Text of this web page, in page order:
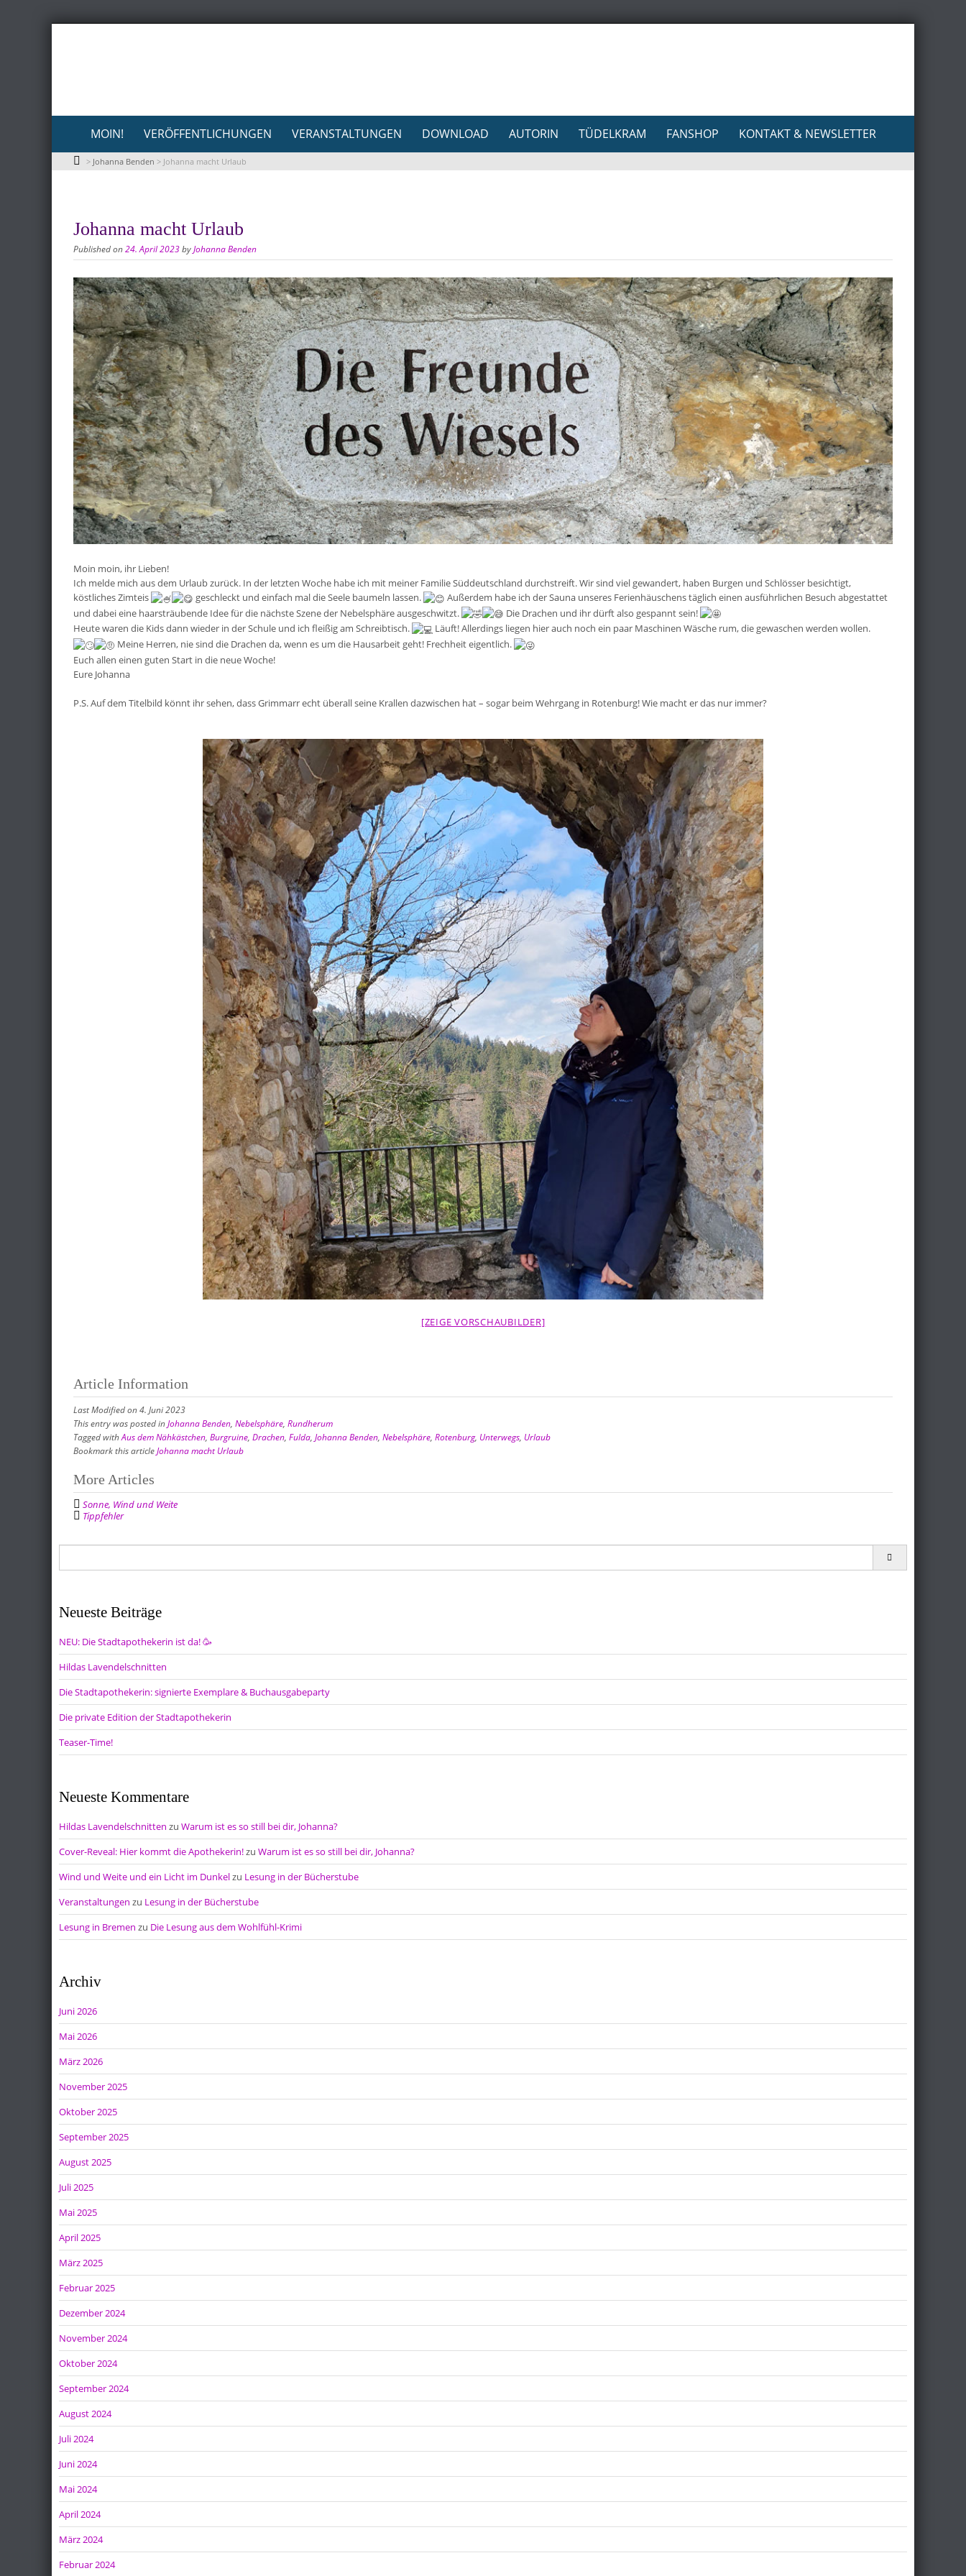
content
MOIN! VERÖFFENTLICHUNGEN VERANSTALTUNGEN DOWNLOAD AUTORIN TÜDELKRAM FANSHOP KONTAKT & NEWSLETTER
> Johanna Benden > Johanna macht Urlaub
Johanna macht Urlaub
Published on24. April 2023byJohanna Benden
Moin moin, ihr Lieben!
Ich melde mich aus dem Urlaub zurück. In der letzten Woche habe ich mit meiner Familie Süddeutschland durchstreift. Wir sind viel gewandert, haben Burgen und Schlösser besichtigt,
köstliches Zimteis
geschleckt und einfach mal die Seele baumeln lassen.
Außerdem habe ich der Sauna unseres Ferienhäuschens täglich einen ausführlichen Besuch abgestattet
und dabei eine haarsträubende Idee für die nächste Szene der Nebelsphäre ausgeschwitzt.
Die Drachen und ihr dürft also gespannt sein!
Heute waren die Kids dann wieder in der Schule und ich fleißig am Schreibtisch.
Läuft! Allerdings liegen hier auch noch ein paar Maschinen Wäsche rum, die gewaschen werden wollen.
Meine Herren, nie sind die Drachen da, wenn es um die Hausarbeit geht! Frechheit eigentlich.
Euch allen einen guten Start in die neue Woche!
Eure Johanna
P.S. Auf dem Titelbild könnt ihr sehen, dass Grimmarr echt überall seine Krallen dazwischen hat – sogar beim Wehrgang in Rotenburg! Wie macht er das nur immer?
[ZEIGE VORSCHAUBILDER]
Article Information
Last Modified on 4. Juni 2023
This entry was posted inJohanna Benden, Nebelsphäre, Rundherum
Tagged withAus dem Nähkästchen, Burgruine, Drachen, Fulda, Johanna Benden, Nebelsphäre, Rotenburg, Unterwegs, Urlaub
Bookmark this articleJohanna macht Urlaub
Post
navigation
More Articles
Sonne, Wind und Weite
Tippfehler
Neueste Beiträge
NEU: Die Stadtapothekerin ist da! 🥳
Hildas Lavendelschnitten
Die Stadtapothekerin: signierte Exemplare & Buchausgabeparty
Die private Edition der Stadtapothekerin
Teaser-Time!
Neueste Kommentare
Hildas Lavendelschnitten zu Warum ist es so still bei dir, Johanna?
Cover-Reveal: Hier kommt die Apothekerin!zu Warum ist es so still bei dir, Johanna?
Wind und Weite und ein Licht im Dunkelzu Lesung in der Bücherstube
Veranstaltungen zu Lesung in der Bücherstube
Lesung in Bremen zu Die Lesung aus dem Wohlfühl-Krimi
Archiv
Juni 2026
Mai 2026
März 2026
November 2025
Oktober 2025
September 2025
August 2025
Juli 2025
Mai 2025
April 2025
März 2025
Februar 2025
Dezember 2024
November 2024
Oktober 2024
September 2024
August 2024
Juli 2024
Juni 2024
Mai 2024
April 2024
März 2024
Februar 2024